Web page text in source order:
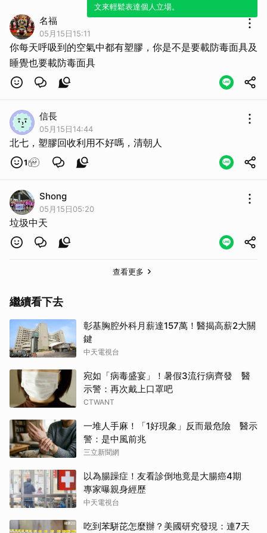
文來輕鬆表達個人立場。
名福
05月15日15:11
你每天呼吸到的空氣中都有塑膠，你是不是要載防毒面具及
睡覺也要載防毒面具
信長
05月15日14:44
北七，塑膠回收利用不好嗎，清朝人
1
Shong
05月15日05:20
垃圾中天
查看更多
繼續看下去
彰基胸腔外科月薪達157萬！醫揭高薪2大關
鍵
中天電視台
宛如「病毒盛宴」！暑假3流行病齊發 醫
示警：再次戴上口罩吧
CTWANT
一堆人手麻！「1好現象」反而最危險 醫示
警：是中風前兆
三立新聞網
以為腸躁症！友看診倒地竟是大腸癌4期
專家曝親身經歷
中天電視台
吃到苯駢芘怎麼辦？美國研究發現：連7天